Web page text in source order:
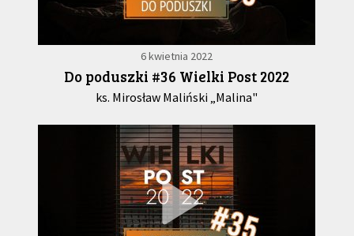
6 kwietnia 2022
Do poduszki #36 Wielki Post 2022
ks. Mirosław Maliński „Malina"